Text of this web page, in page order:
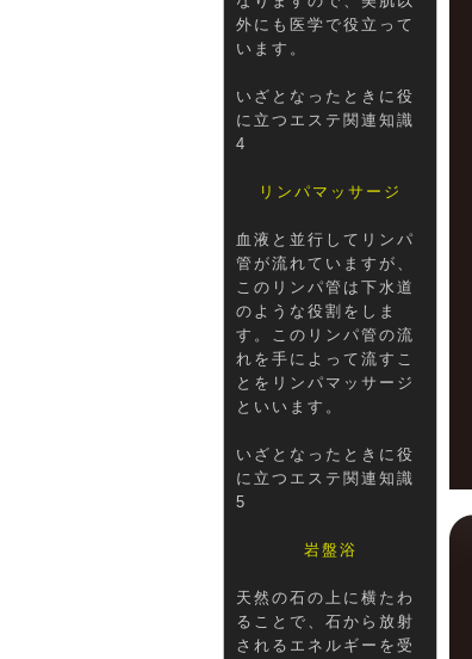
外にも医学で役立って
います。
いざとなったときに役
に立つエステ関連知識
4
リンパマッサージ
血液と並行してリンパ
管が流れていますが、
このリンパ管は下水道
のような役割をしま
す。このリンパ管の流
れを手によって流すこ
とをリンパマッサージ
といいます。
いざとなったときに役
に立つエステ関連知識
5
岩盤浴
天然の石の上に横たわ
ることで、石から放射
されるエネルギーを受